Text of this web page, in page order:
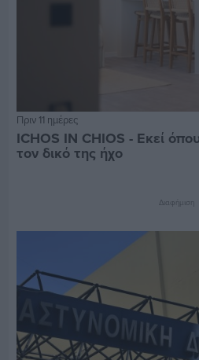
Πριν 11 ημέρες
ICHOS IN CHIOS - Εκεί
τον δικό της ήχο
Διαφήμιση